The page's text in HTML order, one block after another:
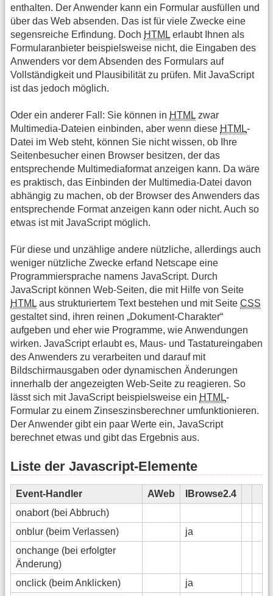
enthalten. Der Anwender kann ein Formular ausfüllen und
über das Web absenden. Das ist für viele Zwecke eine
segensreiche Erfindung. Doch HTML erlaubt Ihnen als
Formularanbieter beispielsweise nicht, die Eingaben des
Anwenders vor dem Absenden des Formulars auf
Vollständigkeit und Plausibilität zu prüfen. Mit JavaScript
ist das jedoch möglich.
Oder ein anderer Fall: Sie können in HTML zwar
Multimedia-Dateien einbinden, aber wenn diese HTML-
Datei im Web steht, können Sie nicht wissen, ob Ihre
Seitenbesucher einen Browser besitzen, der das
entsprechende Multimediaformat anzeigen kann. Da wäre
es praktisch, das Einbinden der Multimedia-Datei davon
abhängig zu machen, ob der Browser des Anwenders das
entsprechende Format anzeigen kann oder nicht. Auch so
etwas ist mit JavaScript möglich.
Für diese und unzählige andere nützliche, allerdings auch
weniger nützliche Zwecke erfand Netscape eine
Programmiersprache namens JavaScript. Durch
JavaScript können Web-Seiten, die mit Hilfe von Seite
HTML aus strukturiertem Text bestehen und mit Seite CSS
gestaltet sind, ihren reinen „Dokument-Charakter“
aufgeben und eher wie Programme, wie Anwendungen
wirken. JavaScript erlaubt es, Maus- und Tastatureingaben
des Anwenders zu verarbeiten und darauf mit
Bildschirmausgaben oder dynamischen Änderungen
innerhalb der angezeigten Web-Seite zu reagieren. So
lässt sich mit JavaScript beispielsweise ein HTML-
Formular zu einem Zinseszinsberechner umfunktionieren.
Der Anwender gibt ein paar Werte ein, JavaScript
berechnet etwas und gibt das Ergebnis aus.
Liste der Javascript-Elemente
Event-Handler AWeb
IBrowse2.4
onabort (bei Abbruch)
onblur (beim Verlassen)
ja
onchange (bei erfolgter
Änderung)
onclick (beim Anklicken)
ja